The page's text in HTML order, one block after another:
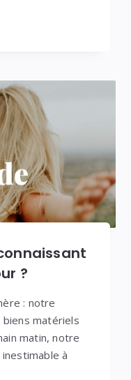
?
: notre
biens matériels
matin, notre
à